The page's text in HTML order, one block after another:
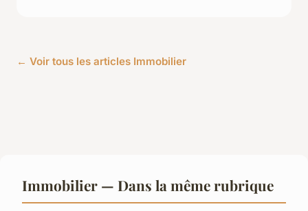
← Voir tous les articles Immobilier
Immobilier — Dans la même rubrique